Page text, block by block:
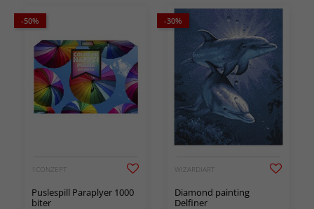
-50%
1CONZEPT
Puslespill Paraplyer 1000
biter
-30%
WIZARDIART
Diamond painting
Delfiner